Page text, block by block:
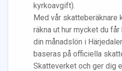
kyrkoavgift).
Med vår skatteberäknare
räkna ut hur mycket du
din månadslön i
baseras på officiella
Skatteverket och ger dig